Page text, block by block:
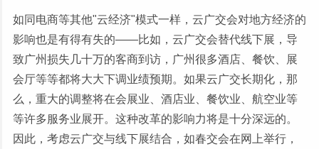
如同电商等其他"云经济"模式一样，云广交会对地方经济的
影响也是有得有失的——比如，云广交会替代线下展，导
致广州损失几十万的客商到访，广州很多酒店、餐饮、展
会厅等等都将大大下调业绩预期。如果云广交长期化，那
么，重大的调整将在会展业、酒店业、餐饮业、航空业等
等许多服务业展开。这种改革的影响力将是十分深远的。
因此，考虑云广交与线下展结合，如春交会在网上举行，